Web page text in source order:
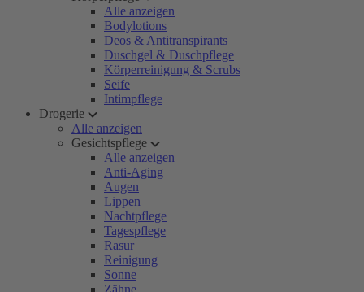
Alle anzeigen
Bodylotions
Deos & Antitranspirants
Duschgel & Duschpflege
Körperreinigung & Scrubs
Seife
Intimpflege
Drogerie
Alle anzeigen
Gesichtspflege
Alle anzeigen
Anti-Aging
Augen
Lippen
Nachtpflege
Tagespflege
Rasur
Reinigung
Sonne
Zähne